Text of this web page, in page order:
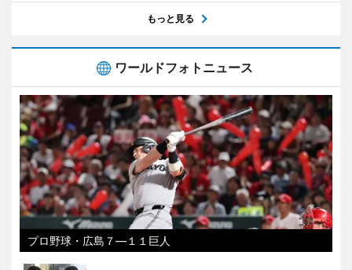
もっと見る
ワールドフォトニュース
プロ野球・広島７―１１巨人